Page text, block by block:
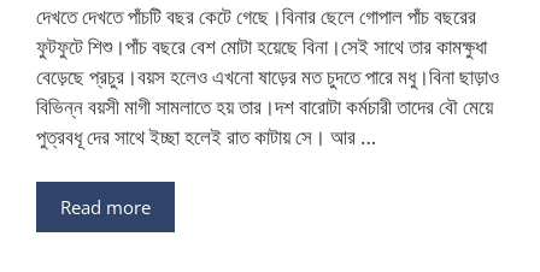
দেখতে দেখতে পাঁচটি বছর কেটে গেছে।বিনার ছেলে গোপাল পাঁচ বছরের
ফুটফুটে শিশু।পাঁচ বছরে বেশ মোটা হয়েছে বিনা।সেই সাথে তার কামক্ষুধা
বেড়েছে প্রচুর।বয়স হলেও এখনো ষাড়ের মত চুদতে পারে মধু।বিনা ছাড়াও
বিভিন্ন বয়সী মাগী সামলাতে হয় তার।দশ বারোটা কর্মচারী তাদের বৌ মেয়ে
পুত্রবধূ দের সাথে ইচ্ছা হলেই রাত কাটায় সে। আর …
Read more